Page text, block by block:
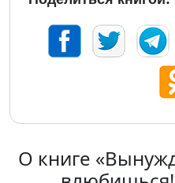
О книге